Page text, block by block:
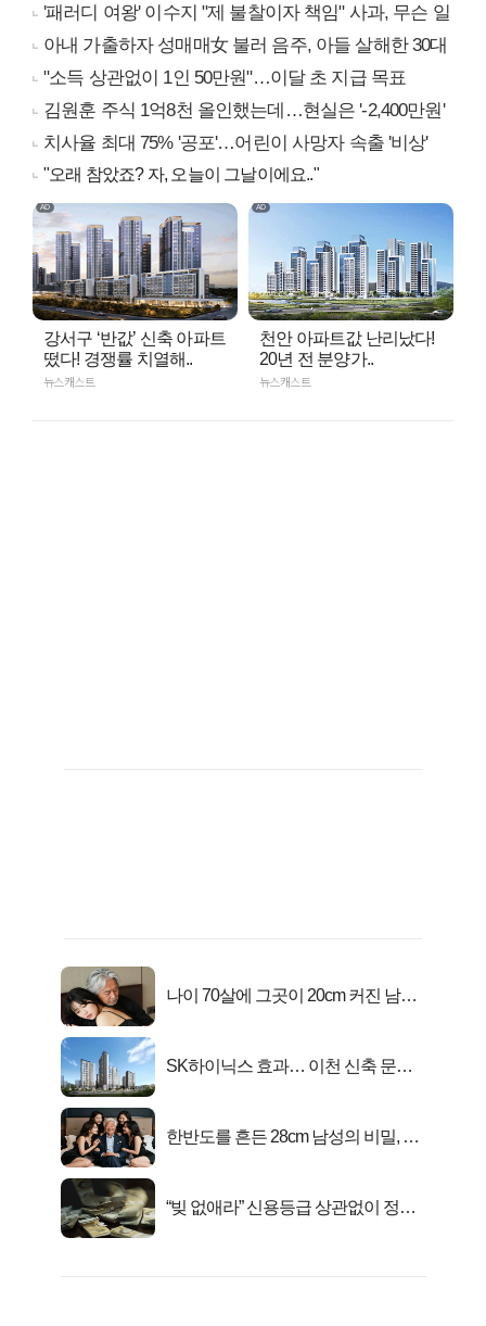
'패러디 여왕' 이수지 "제 불찰이자 책임" 사과, 무슨 일
아내 가출하자 성매매女 불러 음주, 아들 살해한 30대
"소득 상관없이 1인 50만원"…이달 초 지급 목표
김원훈 주식 1억8천 올인했는데…현실은 '-2,400만원'
치사율 최대 75% '공포'…어린이 사망자 속출 '비상'
"오래 참았죠? 자, 오늘이 그날이에요.."
강서구 ‘반값’ 신축 아파트
떴다! 경쟁률 치열해..
뉴스캐스트
천안 아파트값 난리났다!
20년 전 분양가..
뉴스캐스트
나이 70살에 그곳이 20cm 커진 남자..
SK하이닉스 효과… 이천 신축 문의
한반도를 흔든 28cm 남성의 비밀, 매
“빚 없애라” 신용등급 상관없이 정부